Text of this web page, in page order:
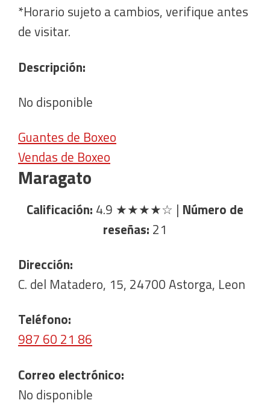
*Horario sujeto a cambios, verifique antes
de visitar.
Descripción:
No disponible
Guantes de Boxeo
Vendas de Boxeo
Maragato
Calificación: 4.9 ★★★★☆ | Número de
reseñas: 21
Dirección:
C. del Matadero, 15, 24700 Astorga, Leon
Teléfono:
987 60 21 86
Correo electrónico:
No disponible